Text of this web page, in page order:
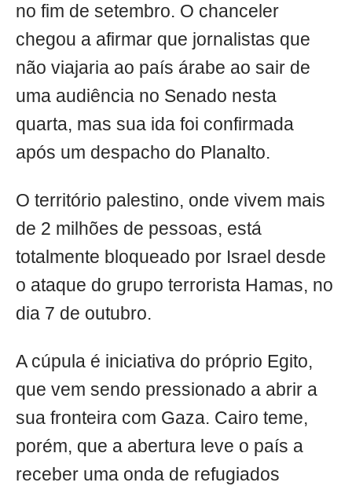
no fim de setembro. O chanceler
chegou a afirmar que jornalistas que
não viajaria ao país árabe ao sair de
uma audiência no Senado nesta
quarta, mas sua ida foi confirmada
após um despacho do Planalto.
O território palestino, onde vivem mais
de 2 milhões de pessoas, está
totalmente bloqueado por Israel desde
o ataque do grupo terrorista Hamas, no
dia 7 de outubro.
A cúpula é iniciativa do próprio Egito,
que vem sendo pressionado a abrir a
sua fronteira com Gaza. Cairo teme,
porém, que a abertura leve o país a
receber uma onda de refugiados